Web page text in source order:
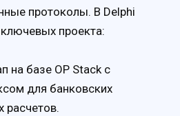
протоколы. В Delphi
проекта:
на базе OP Stack с
для банковских
расчетов.